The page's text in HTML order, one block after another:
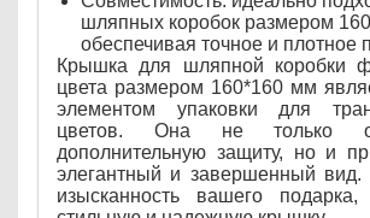
шляпных коробок размером
обеспечивая точное и плотное
Крышка для шляпной коробки
цвета размером 160*160 мм
элементом упаковки для
цветов. Она не только
дополнительную защиту, но и
элегантный и завершенный вид.
изысканность вашего